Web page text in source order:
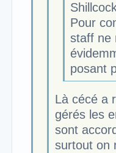
Pour
staff ne
posant
Là cécé a
gérés les
sont
surtout on